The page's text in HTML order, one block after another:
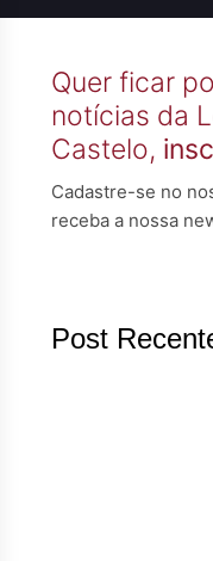
Quer ficar
notícias da
Castelo,
Cadastre-se no
receba a nossa
Post